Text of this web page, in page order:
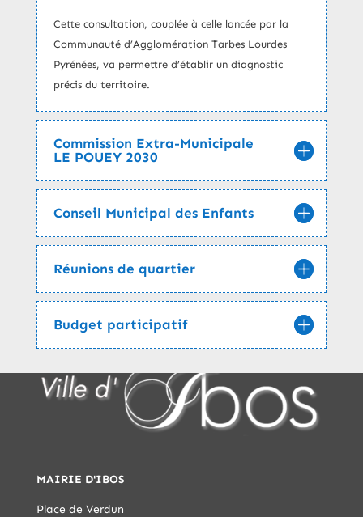
Cette consultation, couplée à celle lancée par la
Communauté d’Agglomération Tarbes Lourdes
Pyrénées, va permettre d’établir un diagnostic
précis du territoire.
Commission Extra-Municipale
LE POUEY 2030
Conseil Municipal des Enfants
Réunions de quartier
Budget participatif
MAIRIE D'IBOS
Place de Verdun